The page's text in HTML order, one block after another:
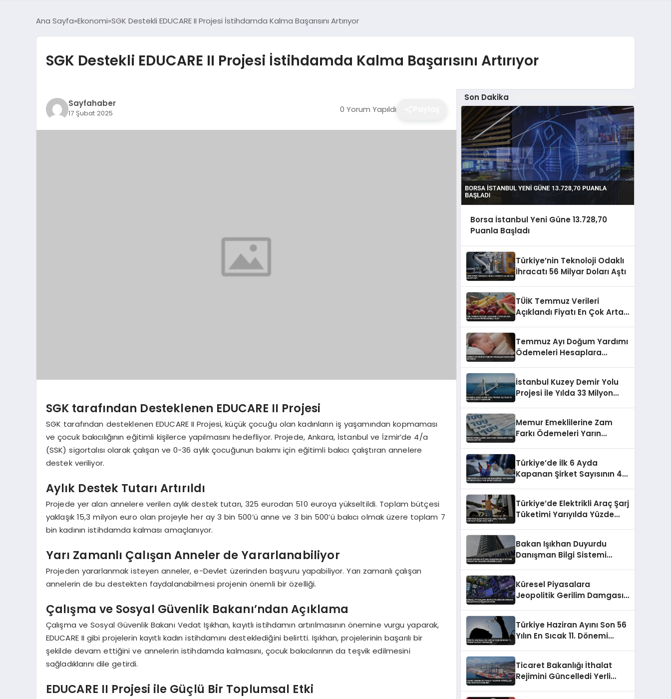
Ana Sayfa Ekonomi SGK Destekli EDUCARE II Projesi İstihdamda Kalma Başarısını Artırıyor
SGK Destekli EDUCARE II Projesi İstihdamda Kalma Başarısını Artırıyor
Sayfahaber
17 Şubat 2025 0 Yorum Yapıldı
SGK tarafından Desteklenen EDUCARE II Projesi
SGK tarafından desteklenen EDUCARE II Projesi, küçük çocuğu olan kadınların iş yaşamından kopmaması
ve çocuk bakıcılığının eğitimli kişilerce yapılmasını hedefliyor. Projede, Ankara, İstanbul ve İzmir’de 4/a
(SSK) sigortalısı olarak çalışan ve 0-36 aylık çocuğunun bakımı için eğitimli bakıcı çalıştıran annelere
destek veriliyor.
Aylık Destek Tutarı Artırıldı
Projede yer alan annelere verilen aylık destek tutarı, 325 eurodan 510 euroya yükseltildi. Toplam bütçesi
yaklaşık 15,3 milyon euro olan projeyle her ay 3 bin 500’ü anne ve 3 bin 500’ü bakıcı olmak üzere toplam 7
bin kadının istihdamda kalması amaçlanıyor.
Yarı Zamanlı Çalışan Anneler de Yararlanabiliyor
Projeden yararlanmak isteyen anneler, e-Devlet üzerinden başvuru yapabiliyor. Yarı zamanlı çalışan
annelerin de bu destekten faydalanabilmesi projenin önemli bir özelliği.
Çalışma ve Sosyal Güvenlik Bakanı’ndan Açıklama
Çalışma ve Sosyal Güvenlik Bakanı Vedat Işıkhan, kayıtlı istihdamın artırılmasının önemine vurgu yaparak,
EDUCARE II gibi projelerin kayıtlı kadın istihdamını desteklediğini belirtti. Işıkhan, projelerinin başarılı bir
şekilde devam ettiğini ve annelerin istihdamda kalmasını, çocuk bakıcılarının da teşvik edilmesini
sağladıklarını dile getirdi.
EDUCARE II Projesi ile Güçlü Bir Toplumsal Etki
Son Dakika
Borsa İstanbul Yeni Güne 13.728,70
Puanla Başladı
Türkiye’nin Teknoloji Odaklı
İhracatı 56 Milyar Doları Aştı
TÜİK Temmuz Verileri
Açıklandı Fiyatı En Çok Artan
Temmuz Ayı Doğum Yardımı
Ödemeleri Hesaplara
İstanbul Kuzey Demir Yolu
Projesi İle Yılda 33 Milyon
Memur Emeklilerine Zam
Farkı Ödemeleri Yarın
Türkiye’de İlk 6 Ayda
Kapanan Şirket Sayısının 4
Türkiye’de Elektrikli Araç Şarj
Tüketimi Yarıyılda Yüzde
Bakan Işıkhan Duyurdu
Danışman Bilgi Sistemi
Küresel Piyasalara
Jeopolitik Gerilim Damgası
Türkiye Haziran Ayını Son 56
Yılın En Sıcak 11. Dönemi
Ticaret Bakanlığı İthalat
Rejimini Güncelledi Yerli